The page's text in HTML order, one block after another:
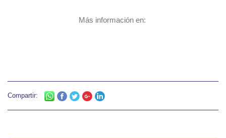
Más información en:
Compartir: